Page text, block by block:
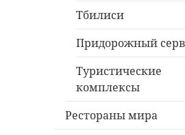
Тбилиси
Придорожный
Туристические
комплексы
Рестораны мира